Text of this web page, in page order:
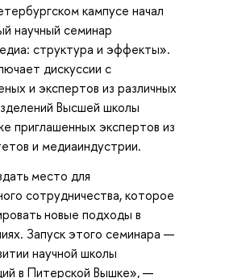
кампусе начал
научный семинар
структура и эффекты».
дискуссии с
и экспертов из различных
Высшей школы
приглашенных экспертов из
и медиаиндустрии.
место для
сотрудничества, которое
новые подходы в
Запуск этого семинара —
научной школы
в Питерской Вышке», —